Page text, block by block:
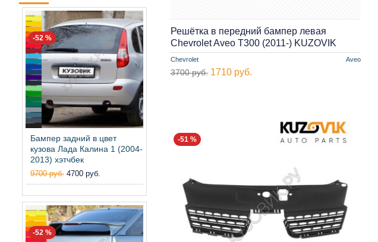
-52 %
Бампер задний в цвет
кузова Лада Калина 1 (2004-
2013) хэтчбек
9700 руб. 4700 руб.
-52 %
Chevrolet Aveo
Решётка в передний бампер левая
Chevrolet Aveo T300 (2011-) KUZOVIK
3700 руб. 1710 руб.
-51 %